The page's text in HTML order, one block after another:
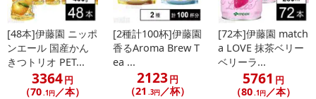
[48本]伊藤園 ニッポ
ンエール 国産かん
きつトリオ PET...
3364円
（70.1円／本）
[2種計100杯]伊藤園
香るAroma Brew T
ea ...
2123円
（21 .3円 ／杯）
[72本]伊藤園 match
a LOVE 抹茶ベリー
ベリーラ...
5761 円
（80.1円 ／本）